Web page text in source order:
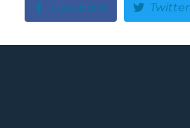
Facebook Twitter